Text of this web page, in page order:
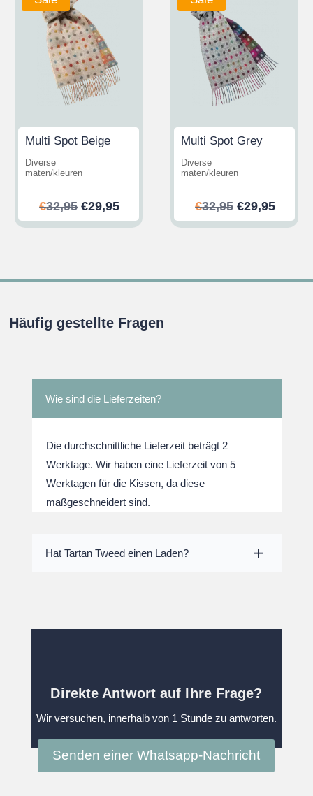
Multi Spot Beige
Diverse
maten/kleuren
€32,95 Ursprünglicher
Preis
€29,95Aktueller
Preis
Multi Spot Grey
Diverse
maten/kleuren
€32,95
Preis
€29,95
Preis
Häufig gestellte Fragen
Wie sind die Lieferzeiten?
Die durchschnittliche Lieferzeit beträgt 2
Werktage. Wir haben eine Lieferzeit von 5
Werktagen für die Kissen, da diese
maßgeschneidert sind.
Hat Tartan Tweed einen Laden?
Direkte Antwort auf Ihre Frage?
Wir versuchen, innerhalb von 1 Stunde zu antworten.
Senden einer Whatsapp-Nachricht